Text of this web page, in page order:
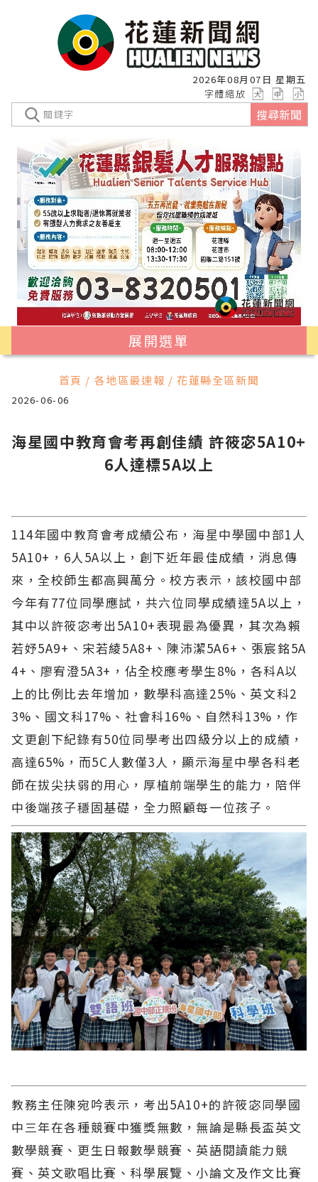
2026年08月07日 星期五
字體縮放
搜尋新聞
展開選單
首頁 / 各地區最速報 / 花蓮縣全區新聞
2026-06-06
海星國中教育會考再創佳績 許筱宓5A10+
6人達標5A以上
114年國中教育會考成績公布，海星中學國中部1人
5A10+，6人5A以上，創下近年最佳成績，消息傳
來，全校師生都高興萬分。校方表示，該校國中部
今年有77位同學應試，共六位同學成績達5A以上，
其中以許筱宓考出5A10+表現最為優異，其次為賴
若妤5A9+、宋若綾5A8+、陳沛潔5A6+、張宸銘5A
4+、廖宥澄5A3+，佔全校應考學生8%，各科A以
上的比例比去年增加，數學科高達25%、英文科2
3%、國文科17%、社會科16%、自然科13%，作
文更創下紀錄有50位同學考出四級分以上的成績，
高達65%，而5C人數僅3人，顯示海星中學各科老
師在拔尖扶弱的用心，厚植前端學生的能力，陪伴
中後端孩子穩固基礎，全力照顧每一位孩子。
教務主任陳宛吟表示，考出5A10+的許筱宓同學國
中三年在各種競賽中獲獎無數，無論是縣長盃英文
數學競賽、更生日報數學競賽、英語閱讀能力競
賽、英文歌唱比賽、科學展覽、小論文及作文比賽